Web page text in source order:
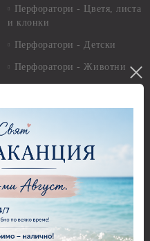
Перфоратори - Цветя, листа
и клонки
Перфоратори - Детски
Перфоратори - Животни
Рисуване
Грунд и почистващи
разтвори
Платна за рисуване
Стативи и поставки
Четки и инструменти